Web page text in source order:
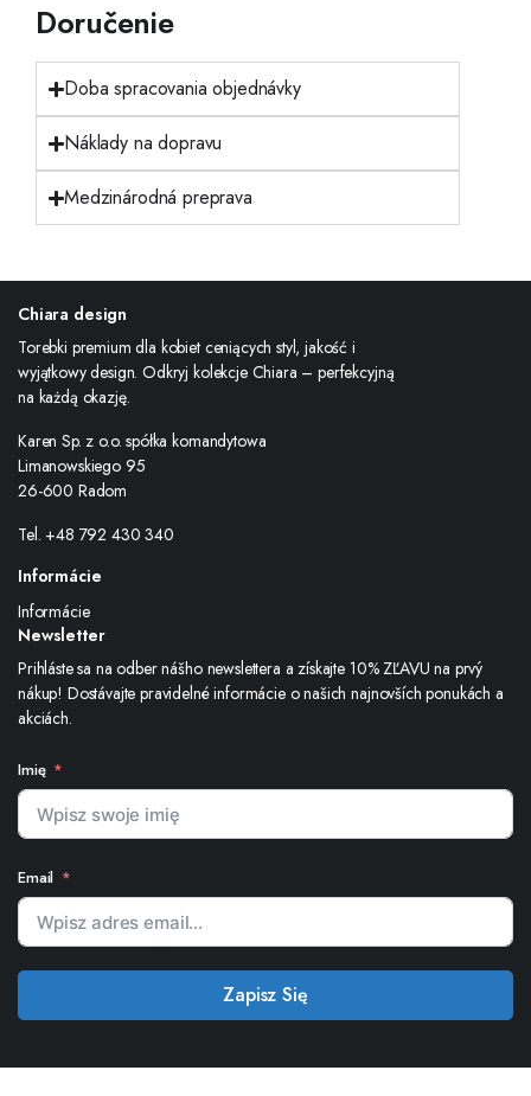
Doručenie
Doba spracovania objednávky
Náklady na dopravu
Medzinárodná preprava
Chiara design
Torebki premium dla kobiet ceniących styl, jakość i
wyjątkowy design. Odkryj kolekcje Chiara – perfekcyjną
na każdą okazję.
Karen Sp. z o.o. spółka komandytowa
Limanowskiego 95
26-600 Radom
Tel. +48 792 430 340
Informácie
Informácie
Newsletter
Prihláste sa na odber nášho newslettera a získajte 10% ZĽAVU na prvý
nákup! Dostávajte pravidelné informácie o našich najnovších ponukách a
akciách.
Imię
Email
Zapisz Się